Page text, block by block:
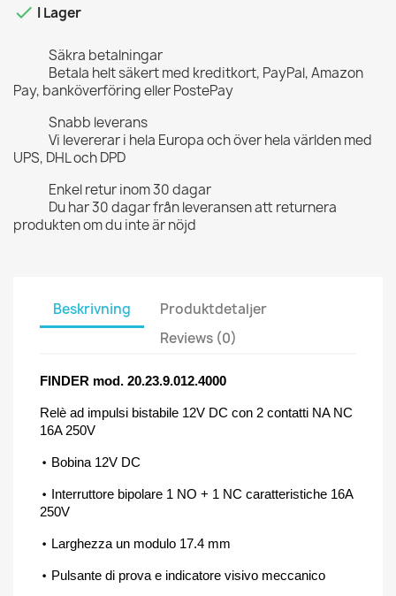
 I Lager
Säkra betalningar
Betala helt säkert med kreditkort, PayPal, Amazon
Pay, banköverföring eller PostePay
Snabb leverans
Vi levererar i hela Europa och över hela världen med
UPS, DHL och DPD
Enkel retur inom 30 dagar
Du har 30 dagar från leveransen att returnera
produkten om du inte är nöjd
Beskrivning
Produktdetaljer
Reviews (0)
FINDER mod. 20.23.9.012.4000
Relè ad impulsi bistabile 12V DC con 2 contatti NA NC
16A 250V
• Bobina 12V DC
• Interruttore bipolare 1 NO + 1 NC caratteristiche 16A
250V
• Larghezza un modulo 17.4 mm
• Pulsante di prova e indicatore visivo meccanico